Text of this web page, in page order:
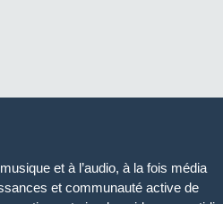
et à l’audio, à la fois média
et communauté active de